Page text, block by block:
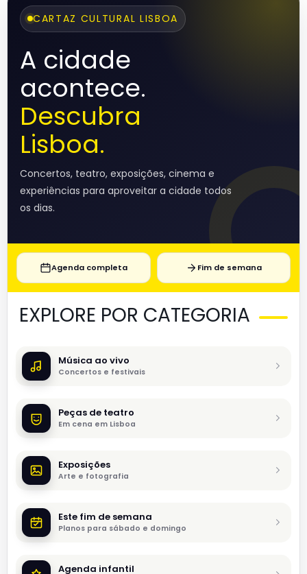
CARTAZ CULTURAL LISBOA
A cidade
acontece.
Descubra
Lisboa.
Concertos, teatro, exposições, cinema e
experiências para aproveitar a cidade todos
os dias.
Agenda completa Fim de semana
EXPLORE POR CATEGORIA
Música ao vivo
Concertos e festivais
Peças de teatro
Em cena em Lisboa
Exposições
Arte e fotografia
Este fim de semana
Planos para sábado e domingo
Agenda infantil